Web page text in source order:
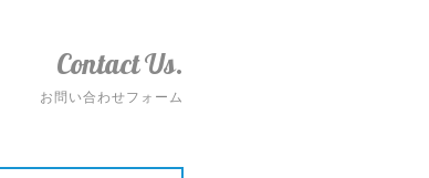
Contact Us.
お問い合わせフォーム